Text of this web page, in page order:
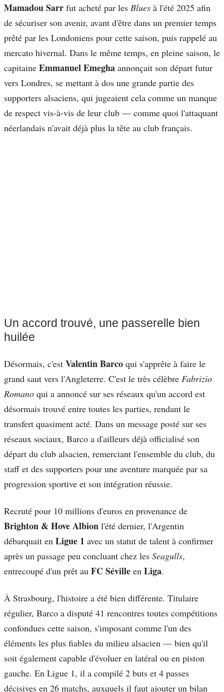
Mamadou Sarr fut acheté par les Blues à l'été 2025 afin
de sécuriser son avenir, avant d'être dans un premier temps
prêté par les Londoniens pour cette saison, puis rappelé au
mercato hivernal. Dans le même temps, en pleine saison, le
capitaine Emmanuel Emegha annonçait son départ futur
vers Londres, se mettant à dos une grande partie des
supporters alsaciens, qui jugeaient cela comme un manque
de respect vis-à-vis de leur club — comme quoi l'attaquant
néerlandais n'avait déjà plus la tête au club français.
Un accord trouvé, une passerelle bien
huilée
Désormais, c'est Valentin Barco qui s'apprête à faire le
grand saut vers l'Angleterre. C'est le très célèbre Fabrizio
Romano qui a annoncé sur ses réseaux qu'un accord est
désormais trouvé entre toutes les parties, rendant le
transfert quasiment acté. Dans un message posté sur ses
réseaux sociaux, Barco a d'ailleurs déjà officialisé son
départ du club alsacien, remerciant l'ensemble du club, du
staff et des supporters pour une aventure marquée par sa
progression sportive et son intégration réussie.
Recruté pour 10 millions d'euros en provenance de
Brighton & Hove Albion l'été dernier, l'Argentin
débarquait en Ligue 1 avec un statut de talent à confirmer
après un passage peu concluant chez les Seagulls,
entrecoupé d'un prêt au FC Séville en Liga.
À Strasbourg, l'histoire a été bien différente. Titulaire
régulier, Barco a disputé 41 rencontres toutes compétitions
confondues cette saison, s'imposant comme l'un des
éléments les plus fiables du milieu alsacien — bien qu'il
soit également capable d'évoluer en latéral ou en piston
gauche. En Ligue 1, il a compilé 2 buts et 4 passes
décisives en 26 matchs, auxquels il faut ajouter un bilan